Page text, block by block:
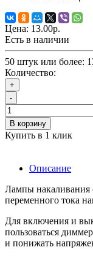
Цена: 13.00р.
Есть в наличии
50 штук или более:
Количество:
+
-
В корзину
Купить в 1 клик
Описание
Лампы накаливания
переменного тока
Для включения и
пользоваться
и понижать